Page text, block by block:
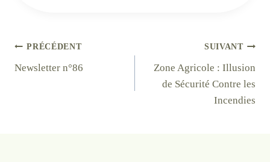
Navigation
de
PRÉCÉDENT
Newsletter n°86
SUIVANT
Zone Agricole : Illusion
de Sécurité Contre les
Incendies